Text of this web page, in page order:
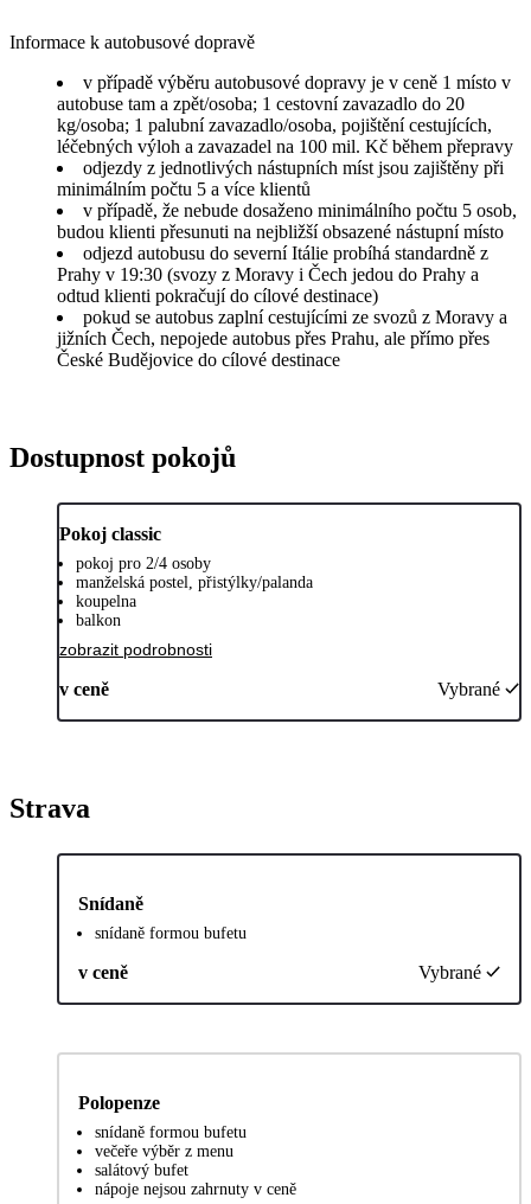
Informace k autobusové dopravě
v případě výběru autobusové dopravy je v ceně 1 místo v
autobuse tam a zpět/osoba; 1 cestovní zavazadlo do 20
kg/osoba; 1 palubní zavazadlo/osoba, pojištění cestujících,
léčebných výloh a zavazadel na 100 mil. Kč během přepravy
odjezdy z jednotlivých nástupních míst jsou zajištěny při
minimálním počtu 5 a více klientů
v případě, že nebude dosaženo minimálního počtu 5 osob,
budou klienti přesunuti na nejbližší obsazené nástupní místo
odjezd autobusu do severní Itálie probíhá standardně z
Prahy v 19:30 (svozy z Moravy i Čech jedou do Prahy a
odtud klienti pokračují do cílové destinace)
pokud se autobus zaplní cestujícími ze svozů z Moravy a
jižních Čech, nepojede autobus přes Prahu, ale přímo přes
České Budějovice do cílové destinace
Dostupnost pokojů
Pokoj classic
pokoj pro 2/4 osoby
manželská postel, přistýlky/palanda
koupelna
balkon
zobrazit podrobnosti
v ceně Vybrané
Strava
Snídaně
snídaně formou bufetu
v ceně Vybrané
Polopenze
snídaně formou bufetu
večeře výběr z menu
salátový bufet
nápoje nejsou zahrnuty v ceně